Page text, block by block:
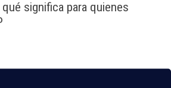
significa para quienes